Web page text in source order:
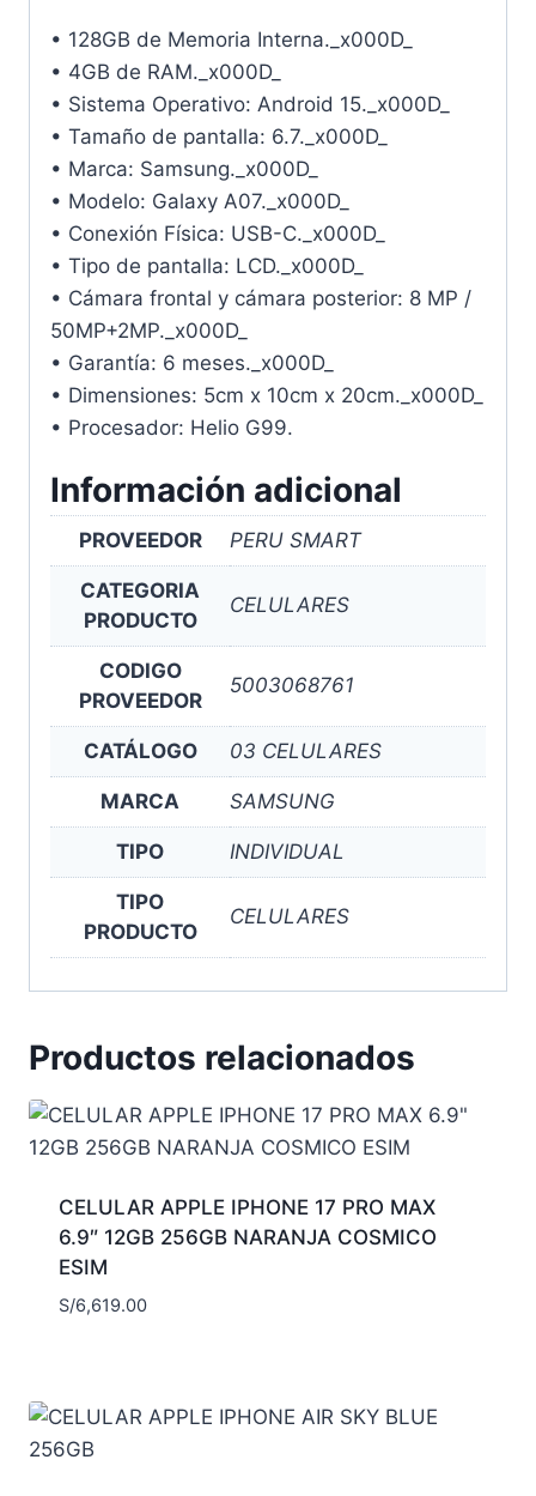
• 128GB de Memoria Interna._x000D_
• 4GB de RAM._x000D_
• Sistema Operativo: Android 15._x000D_
• Tamaño de pantalla: 6.7._x000D_
• Marca: Samsung._x000D_
• Modelo: Galaxy A07._x000D_
• Conexión Física: USB-C._x000D_
• Tipo de pantalla: LCD._x000D_
• Cámara frontal y cámara posterior: 8 MP /
50MP+2MP._x000D_
• Garantía: 6 meses._x000D_
• Dimensiones: 5cm x 10cm x 20cm._x000D_
• Procesador: Helio G99.
Información adicional
PROVEEDOR PERU SMART
CATEGORIA
PRODUCTO
CELULARES
CODIGO
PROVEEDOR
5003068761
CATÁLOGO 03 CELULARES
MARCA SAMSUNG
TIPO INDIVIDUAL
TIPO
PRODUCTO
CELULARES
Productos relacionados
CELULAR APPLE IPHONE 17 PRO MAX
6.9″ 12GB 256GB NARANJA COSMICO
ESIM
S/6,619.00